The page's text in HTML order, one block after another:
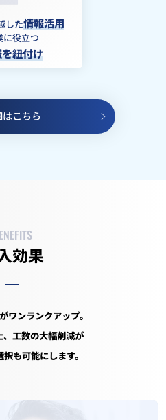
した情報活用
に役立つ
紐付け
こちら
効果
ワンランクアップ。
、工数の大幅削減が
も可能にします。